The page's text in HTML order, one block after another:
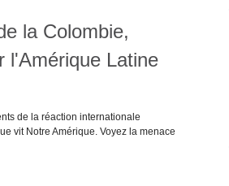
la Colombie,
l'Amérique Latine
de la réaction internationale
vit Notre Amérique. Voyez la menace